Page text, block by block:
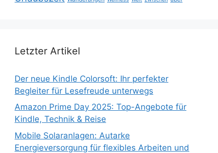
Letzter Artikel
Der neue Kindle Colorsoft: Ihr perfekter
Begleiter für Lesefreude unterwegs
Amazon Prime Day 2025: Top-Angebote für
Kindle, Technik & Reise
Mobile Solaranlagen: Autarke
Energieversorgung für flexibles Arbeiten und